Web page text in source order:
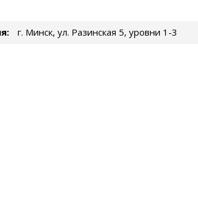
г. Минск, ул. Разинская 5, уровни 1-3